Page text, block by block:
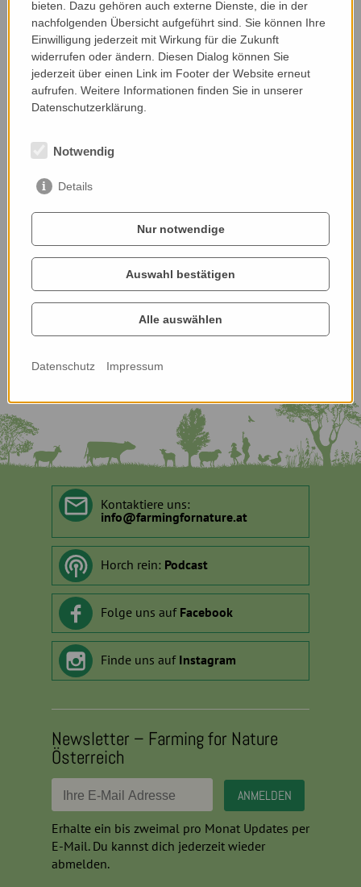
Kontaktiere uns:
info@farmingfornature.at
Horch rein: Podcast
Folge uns auf Facebook
Finde uns auf Instagram
Newsletter – Farming for Nature
Österreich
Erhalte ein bis zweimal pro Monat Updates per
E-Mail. Du kannst dich jederzeit wieder
abmelden.
bieten. Dazu gehören auch externe Dienste, die in der
nachfolgenden Übersicht aufgeführt sind. Sie können Ihre
Einwilligung jederzeit mit Wirkung für die Zukunft
widerrufen oder ändern. Diesen Dialog können Sie
jederzeit über einen Link im Footer der Website erneut
aufrufen. Weitere Informationen finden Sie in unserer
Datenschutzerklärung.
Notwendig
Details
Nur notwendige
Auswahl bestätigen
Alle auswählen
Datenschutz Impressum